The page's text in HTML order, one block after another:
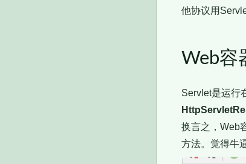
他协议用
Web容
Servlet是运行
换言之，Web
方法。觉得牛